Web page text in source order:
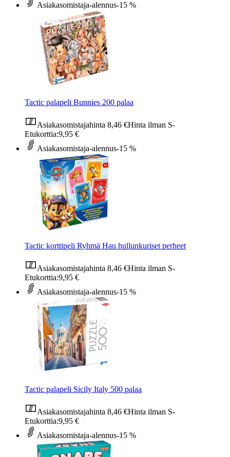
Asiakasomistaja-alennus-15 %
Tactic palapeli Bunnies 200 palaa
Asiakasomistajahinta 8,46 €Hinta ilman S-
Etukorttia:9,95 €
Asiakasomistaja-alennus-15 %
Tactic korttipeli Ryhmä Hau hullunkuriset perheet
Asiakasomistajahinta 8,46 €Hinta ilman S-
Etukorttia:9,95 €
Asiakasomistaja-alennus-15 %
Tactic palapeli Sicily Italy 500 palaa
Asiakasomistajahinta 8,46 €Hinta ilman S-
Etukorttia:9,95 €
Asiakasomistaja-alennus-15 %